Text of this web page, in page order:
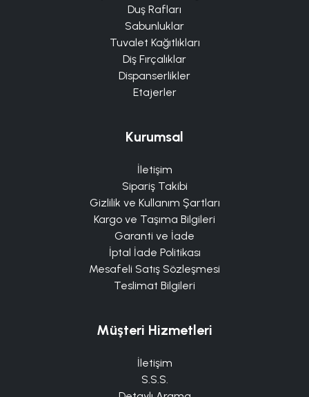
Duş Rafları
Sabunluklar
Tuvalet Kağıtlıkları
Diş Fırçalıklar
Dispanserlikler
Etajerler
Kurumsal
İletişim
Sipariş Takibi
Gizlilik ve Kullanım Şartları
Kargo ve Taşıma Bilgileri
Garanti ve İade
İptal İade Politikası
Mesafeli Satış Sözleşmesi
Teslimat Bilgileri
Müşteri Hizmetleri
İletişim
S.S.S.